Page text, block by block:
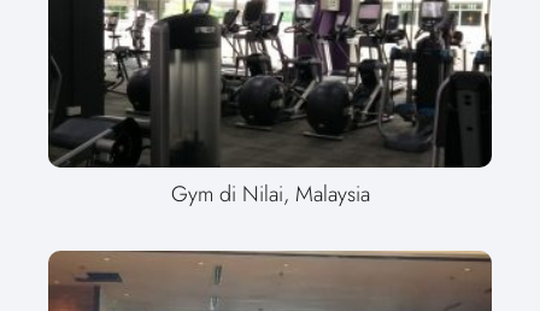
Gym di Nilai, Malaysia